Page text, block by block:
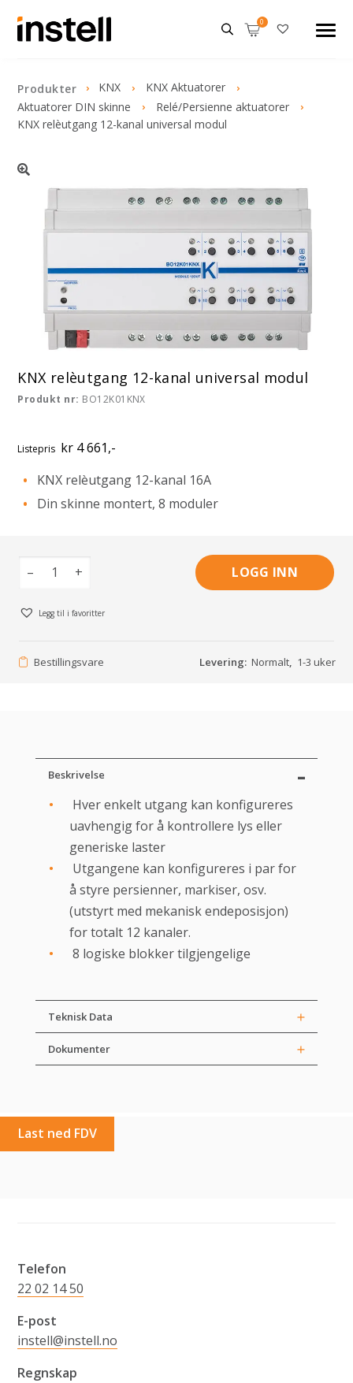
Produkter KNX
KNX Aktuatorer
Aktuatorer DIN skinne
Relé/Persienne aktuatorer
KNX relèutgang 12-kanal universal modul
KNX relèutgang 12-kanal universal modul
Produkt nr: BO12K01KNX
Listepris kr 4 661,-
KNX relèutgang 12-kanal 16A
Din skinne montert, 8 moduler
– + LOGG INN
Legg til i favoritter
Bestillingsvare Levering: Normalt, 1-3 uker
Beskrivelse
Hver enkelt utgang kan konfigureres
uavhengig for å kontrollere lys eller
generiske laster
Utgangene kan konfigureres i par for
å styre persienner, markiser, osv.
(utstyrt med mekanisk endeposisjon)
for totalt 12 kanaler.
8 logiske blokker tilgjengelige
Teknisk Data
Dokumenter
Last ned FDV
Telefon
22 02 14 50
E-post
instell@instell.no
Regnskap